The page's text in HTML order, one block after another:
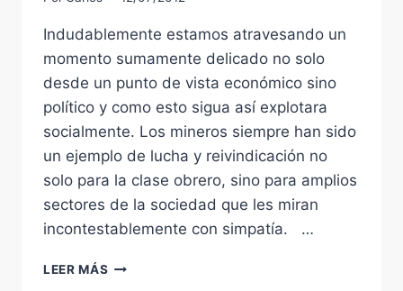
Indudablemente estamos atravesando un
momento sumamente delicado no solo
desde un punto de vista económico sino
político y como esto sigua así explotara
socialmente. Los mineros siempre han sido
un ejemplo de lucha y reivindicación no
solo para la clase obrero, sino para amplios
sectores de la sociedad que les miran
incontestablemente con simpatía. …
LEER MÁS MINEROS